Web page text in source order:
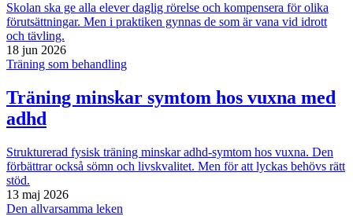
Skolan ska ge alla elever daglig rörelse och kompensera för olika
förutsättningar. Men i praktiken gynnas de som är vana vid idrott
och tävling.
18 jun 2026
Träning som behandling
Träning minskar symtom hos vuxna med
adhd
Strukturerad fysisk träning minskar adhd-symtom hos vuxna. Den
förbättrar också sömn och livskvalitet. Men för att lyckas behövs rätt
stöd.
13 maj 2026
Den allvarsamma leken